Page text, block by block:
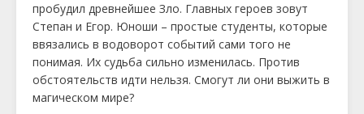
пробудил древнейшее Зло. Главных героев зовут
Степан и Егор. Юноши – простые студенты, которые
ввязались в водоворот событий сами того не
понимая. Их судьба сильно изменилась. Против
обстоятельств идти нельзя. Смогут ли они выжить в
магическом мире?